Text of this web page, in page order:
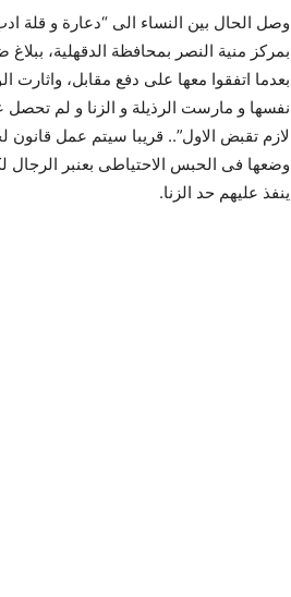
بمركز منية النصر بمحافظة الدقهلية،
بعدما اتفقوا معها على دفع مقابل، واثارت
نفسها و مارست الرذيلة و الزنا و لم تحصل
لازم تقبض الاول”.. قريبا سيتم عمل قانون
وضعها فى الحبس الاحتياطى بعنبر الرجال
ينفذ عليهم حد الزنا.